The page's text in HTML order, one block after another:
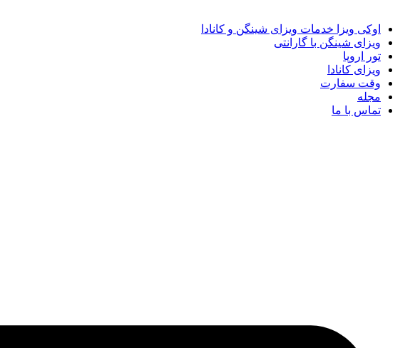
اوکی ویزا خدمات ویزای شینگن و کانادا
ویزای شینگن با گارانتی
تور اروپا
ویزای کانادا
وقت سفارت
مجله
تماس با ما